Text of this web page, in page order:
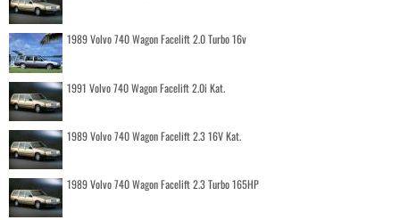
1989 Volvo 740 Wagon Facelift 2.0 Turbo 16v
1991 Volvo 740 Wagon Facelift 2.0i Kat.
1989 Volvo 740 Wagon Facelift 2.3 16V Kat.
1989 Volvo 740 Wagon Facelift 2.3 Turbo 165HP